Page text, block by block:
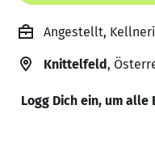
Angestellt,
Knittelfeld,
Logg Dich ein, um alle